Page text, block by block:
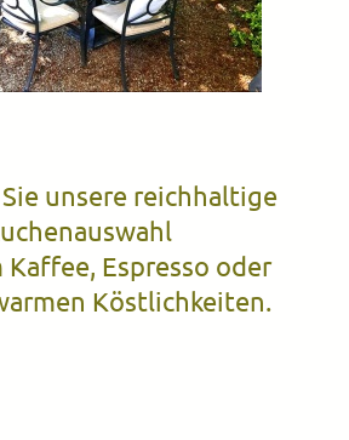
unsere reichhaltige
Kaffee, Espresso oder
Köstlichkeiten.